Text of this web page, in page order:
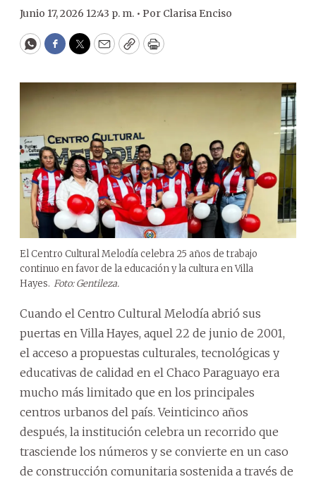
Junio 17, 2026 12:43 p. m. • Por Clarisa Enciso
WhatsApp
Facebook
Twitter
EmailCopyPrint
El Centro Cultural Melodía celebra 25 años de trabajo
continuo en favor de la educación y la cultura en Villa
Hayes. Foto: Gentileza.
Cuando el Centro Cultural Melodía abrió sus
puertas en Villa Hayes, aquel 22 de junio de 2001,
el acceso a propuestas culturales, tecnológicas y
educativas de calidad en el Chaco Paraguayo era
mucho más limitado que en los principales
centros urbanos del país. Veinticinco años
después, la institución celebra un recorrido que
trasciende los números y se convierte en un caso
de construcción comunitaria sostenida a través de